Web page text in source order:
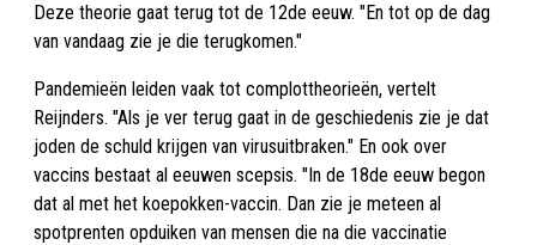
Deze theorie gaat terug tot de 12de eeuw. "En tot op de dag
van vandaag zie je die terugkomen."
Pandemieën leiden vaak tot complottheorieën, vertelt
Reijnders. "Als je ver terug gaat in de geschiedenis zie je dat
joden de schuld krijgen van virusuitbraken." En ook over
vaccins bestaat al eeuwen scepsis. "In de 18de eeuw begon
dat al met het koepokken-vaccin. Dan zie je meteen al
spotprenten opduiken van mensen die na die vaccinatie